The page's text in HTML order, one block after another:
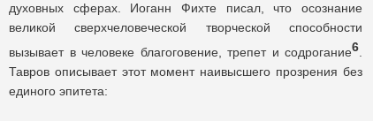
духовных сферах. Иоганн Фихте писал, что осознание
великой сверхчеловеческой творческой способности
вызывает в человеке благоговение, трепет и содрогание6
Тавров описывает этот момент наивысшего прозрения без
единого эпитета: